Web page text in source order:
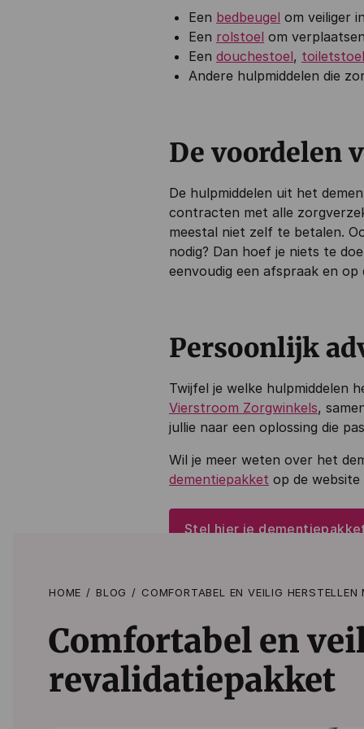
Een bedbeugel om veiliger
Een rolstoel om
Een douchestoel, toiletstoel
Andere hulpmiddelen die
De voordelen
De hulpmiddelen uit het
contracten met alle
meestal niet zelf te betalen.
nodig? Dan hoef je niets te
eenvoudig een afspraak en op
Persoonlijk
Twijfel je welke hulpmiddelen
Vierstroom Zorgwinkels,
jullie naar een oplossing die
Wil je meer weten over het
dementiepakket op de website
Stel hier je
HOME BLOG COMFORTABEL EN VEILIG
Comfortabel en
revalidatiepakket